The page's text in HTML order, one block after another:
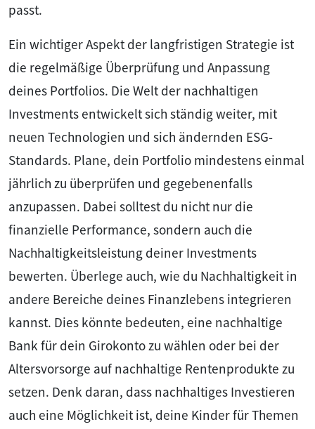
passt.
Ein wichtiger Aspekt der langfristigen Strategie ist
die regelmäßige Überprüfung und Anpassung
deines Portfolios. Die Welt der nachhaltigen
Investments entwickelt sich ständig weiter, mit
neuen Technologien und sich ändernden ESG-
Standards. Plane, dein Portfolio mindestens einmal
jährlich zu überprüfen und gegebenenfalls
anzupassen. Dabei solltest du nicht nur die
finanzielle Performance, sondern auch die
Nachhaltigkeitsleistung deiner Investments
bewerten. Überlege auch, wie du Nachhaltigkeit in
andere Bereiche deines Finanzlebens integrieren
kannst. Dies könnte bedeuten, eine nachhaltige
Bank für dein Girokonto zu wählen oder bei der
Altersvorsorge auf nachhaltige Rentenprodukte zu
setzen. Denk daran, dass nachhaltiges Investieren
auch eine Möglichkeit ist, deine Kinder für Themen